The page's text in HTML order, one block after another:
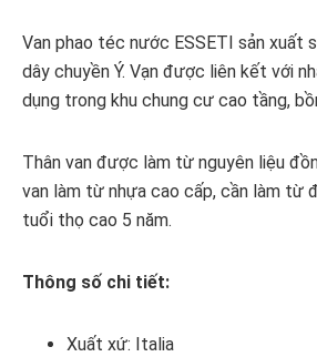
Van phao téc nước ESSETI sản xuất
dây chuyền Ý. Vạn được liên kết với
dụng trong khu chung cư cao tầng,
Thân van được làm từ nguyên liệu
van làm từ nhựa cao cấp, cần làm từ
tuổi thọ cao 5 năm.
Thông số chi tiết:
Xuất xứ: Italia